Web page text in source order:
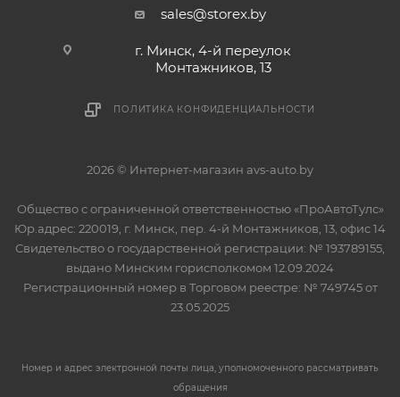
sales@storex.by
г. Минск, 4-й переулок
Монтажников, 13
ПОЛИТИКА КОНФИДЕНЦИАЛЬНОСТИ
2026 © Интернет-магазин avs-auto.by
Общество с ограниченной ответственностью «ПроАвтоТулс»
Юр.адрес: 220019, г. Минск, пер. 4-й Монтажников, 13, офис 14
Свидетельство о государственной регистрации: № 193789155,
выдано Минским горисполкомом 12.09.2024
Регистрационный номер в Торговом реестре: № 749745 от
23.05.2025
Номер и адрес электронной почты лица, уполномоченного рассматривать
обращения